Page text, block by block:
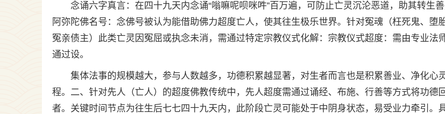
念诵六字真言：在四十九天内念诵“嗡嘛呢呗咪吽”百万遍，可防止亡灵沉沦恶道，助其转生
阿弥陀佛名号：念佛号被认为能借助佛力超度亡人，使其往生极乐世界。针对冤魂（枉死鬼、堕
冤亲债主）此类亡灵因冤屈或执念未消，需通过特定宗教仪式化解：宗教仪式超度：需由专业法
通过设。
集体法事的规模越大，参与人数越多，功德积累越显著，对生者而言也是积累善业、净化心
程。二、针对先人（亡人）的超度佛教传统中，先人超度需通过诵经、布施、行善等方式将功德
者。关键时间节点为往生后七七四十九天内，此阶段亡灵可能处于中阴身状态，易受业力牵引。